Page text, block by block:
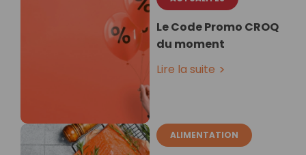
Le Code Promo CROQ
du moment
Lire la suite
ALIMENTATION